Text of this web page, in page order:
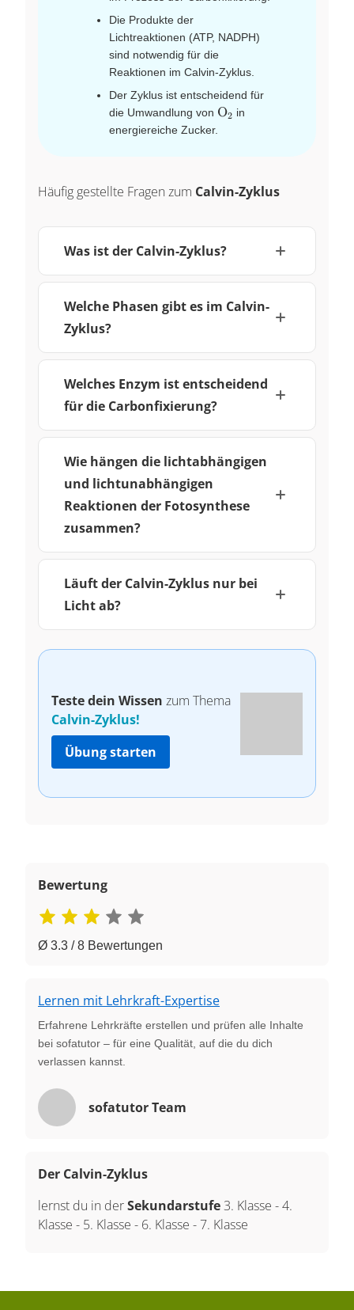
Die Produkte der
Lichtreaktionen (ATP, NADPH)
sind notwendig für die
Reaktionen im Calvin-Zyklus.
Der Zyklus ist entscheidend für
die Umwandlung von \ce{O2}
OX
2 in
energiereiche Zucker.
Häufig gestellte Fragen zum Calvin-Zyklus
Was ist der Calvin-Zyklus?
Welche Phasen gibt es im Calvin-
Zyklus?
Welches Enzym ist entscheidend
für die Carbonfixierung?
Wie hängen die lichtabhängigen
und lichtunabhängigen
Reaktionen der Fotosynthese
zusammen?
Läuft der Calvin-Zyklus nur bei
Licht ab?
Teste dein Wissen zum Thema
Calvin-Zyklus!
Übung starten
Bewertung
Ø 3.3 / 8 Bewertungen
Lernen mit Lehrkraft-Expertise
Erfahrene Lehrkräfte erstellen und prüfen alle Inhalte
bei sofatutor – für eine Qualität, auf die du dich
verlassen kannst.
sofatutor Team
Der Calvin-Zyklus
lernst du in derSekundarstufe 3. Klasse -4.
Klasse - 5. Klasse - 6. Klasse -7. Klasse